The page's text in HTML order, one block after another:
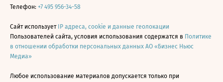
Телефон: +7 495 956-34-58
Сайт использует IP адреса, cookie и данные геолокации
Пользователей сайта, условия использования содержатся в Политике
в отношении обработки персональных данных АО «Бизнес Ньюс
Медиа»
Любое использование материалов допускается только при